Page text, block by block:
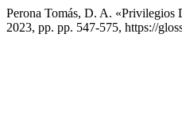
Perona Tomás, D. A.
2023, pp. pp. 547-575, https://